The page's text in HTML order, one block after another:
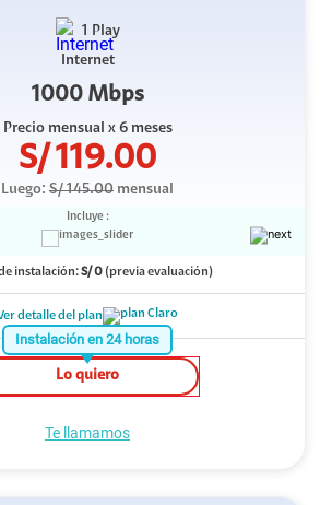
1 Play
Internet
1000 Mbps
Precio mensual x 6 meses
S/119.00
Luego: S/145.00 mensual
Incluye :
instalación: S/0(previa evaluación)
detalle del plan
Instalación en 24 horas
Lo quiero
Te llamamos